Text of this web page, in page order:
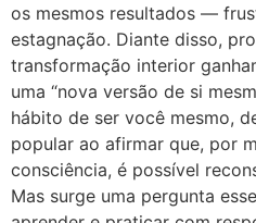
os mesmos resultados —
estagnação. Diante disso,
transformação interior
uma “nova versão de si
hábito de ser você mesmo,
popular ao afirmar que, por
consciência, é possível
Mas surge uma pergunta